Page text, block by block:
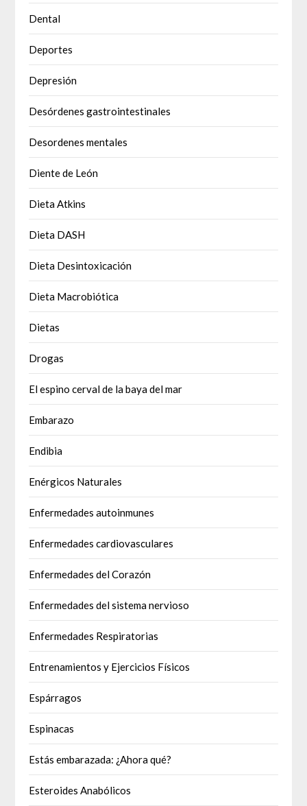
Dental
Deportes
Depresión
Desórdenes gastrointestinales
Desordenes mentales
Diente de León
Dieta Atkins
Dieta DASH
Dieta Desintoxicación
Dieta Macrobiótica
Dietas
Drogas
El espino cerval de la baya del mar
Embarazo
Endibia
Enérgicos Naturales
Enfermedades autoinmunes
Enfermedades cardiovasculares
Enfermedades del Corazón
Enfermedades del sistema nervioso
Enfermedades Respiratorias
Entrenamientos y Ejercicios Físicos
Espárragos
Espinacas
Estás embarazada: ¿Ahora qué?
Esteroides Anabólicos